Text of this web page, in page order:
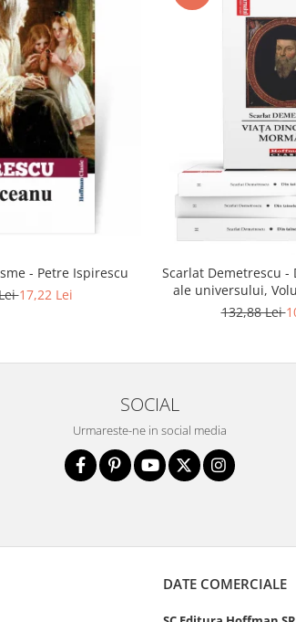
- Petre Ispirescu
17,22 Lei
Scarlat Demetrescu
ale universului,
dincolo de
132,88 Lei
SOCIAL
Urmareste-ne in social media
DATE COMERCIALE